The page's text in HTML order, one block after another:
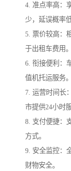
4. 准点率高：
少，延误概率低
5. 票价较高：
于出租车费用。
6. 衔接便利：
值机托运服务。
7. 运营时间长
市提供24小时服
8. 支付便捷：
方式。
9. 安全监控：
财物安全。